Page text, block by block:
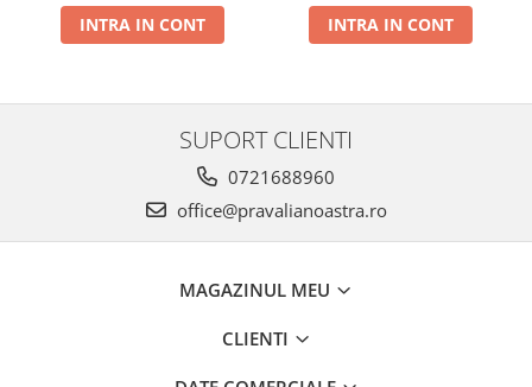
INTRA IN CONT
INTRA IN CONT
SUPORT CLIENTI
0721688960
office@pravalianoastra.ro
MAGAZINUL MEU
CLIENTI